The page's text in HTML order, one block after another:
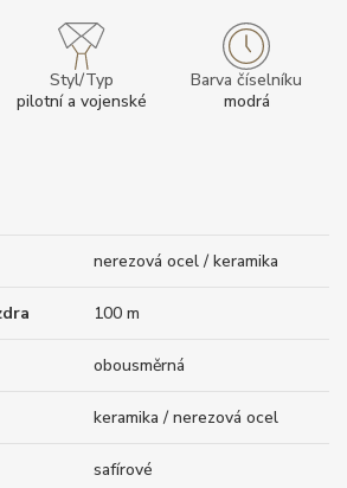
Styl/Typ
pilotní a vojenské
Barva číselníku
modrá
nerezová ocel / keramika
100 m
obousměrná
keramika / nerezová ocel
safírové